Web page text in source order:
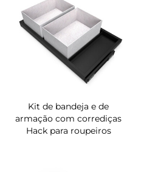
Kit de bandeja e de
armação com corrediças
Hack para roupeiros